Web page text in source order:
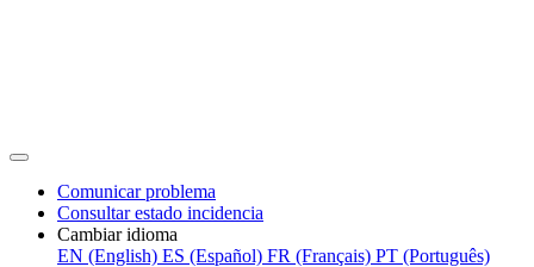
Comunicar problema
Consultar estado incidencia
Cambiar idioma
EN (English) ES (Español) FR (Français) PT (Português)